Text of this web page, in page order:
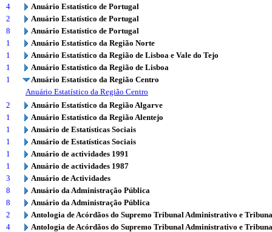
4
Anuário Estatístico de Portugal
2
Anuário Estatístico de Portugal
8
Anuário Estatístico de Portugal
1
Anuário Estatístico da Região Norte
1
Anuário Estatístico da Região de Lisboa e Vale do Tejo
1
Anuário Estatístico da Região de Lisboa
1
Anuário Estatístico da Região Centro
Anuário Estatístico da Região Centro
2
Anuário Estatístico da Região Algarve
1
Anuário Estatístico da Região Alentejo
1
Anuário de Estatísticas Sociais
1
Anuário de Estatísticas Sociais
1
Anuário de actividades 1991
1
Anuário de actividades 1987
3
Anuário de Actividades
8
Anuário da Administração Pública
8
Anuário da Administração Pública
2
Antologia de Acórdãos do Supremo Tribunal Administrativo e
4
Antologia de Acórdãos do Supremo Tribunal Administrativo e